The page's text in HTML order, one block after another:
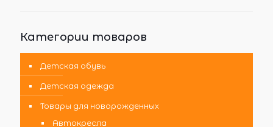
Категории товаров
Детская обувь
Детская одежда
Товары для новорожденных
Автокресла